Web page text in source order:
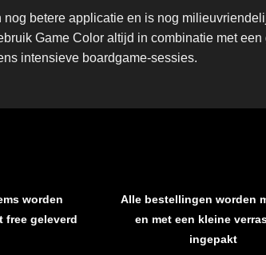
betere applicatie en is nog
Game Color altijd in combinatie met een
intensieve boardgame-sessies.
worden
free geleverd
Alle bestellingen worden
en met een kleine
ingepakt